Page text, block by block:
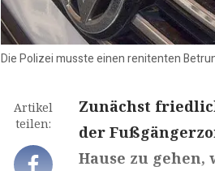
Die Polizei musste einen renitenten
Artikel
teilen:
Zunächst
der
Hause zu